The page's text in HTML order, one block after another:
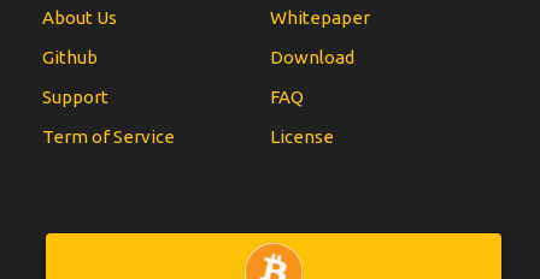
About Us
Whitepaper
Github
Download
Support
FAQ
Term of Service
License